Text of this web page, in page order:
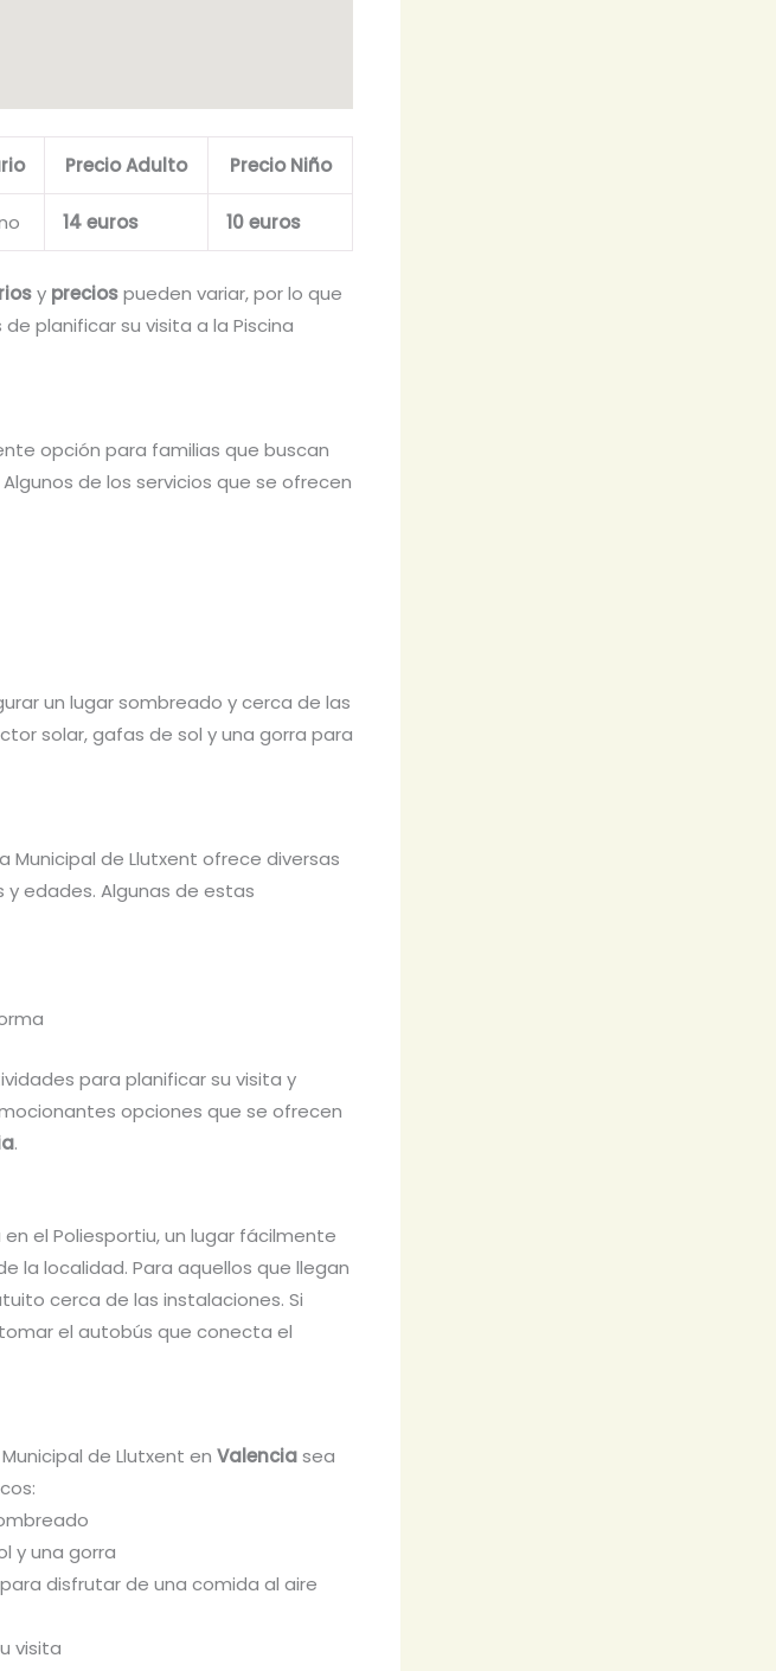
Precio Adulto Precio Niño
14 euros 10 euros
y preciospueden variar, por lo que
planificar su visita a la Piscina
opción para familias que buscan
de los servicios que se ofrecen
un lugar sombreado y cerca de las
solar, gafas de sol y una gorra para
Municipal de Llutxent ofrece diversas
edades. Algunas de estas
para planificar su visita y
opciones que se ofrecen
.
el Poliesportiu, un lugar fácilmente
la localidad. Para aquellos que llegan
cerca de las instalaciones. Si
el autobús que conecta el
de Llutxent en Valenciasea
y una gorra
disfrutar de una comida al aire
visita